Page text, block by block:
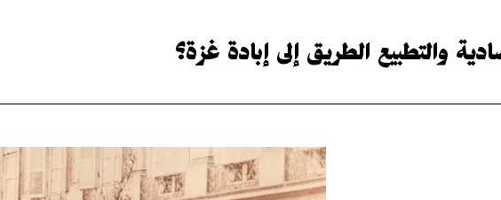
والتطبيع الطريق إلى إبادة غزة؟